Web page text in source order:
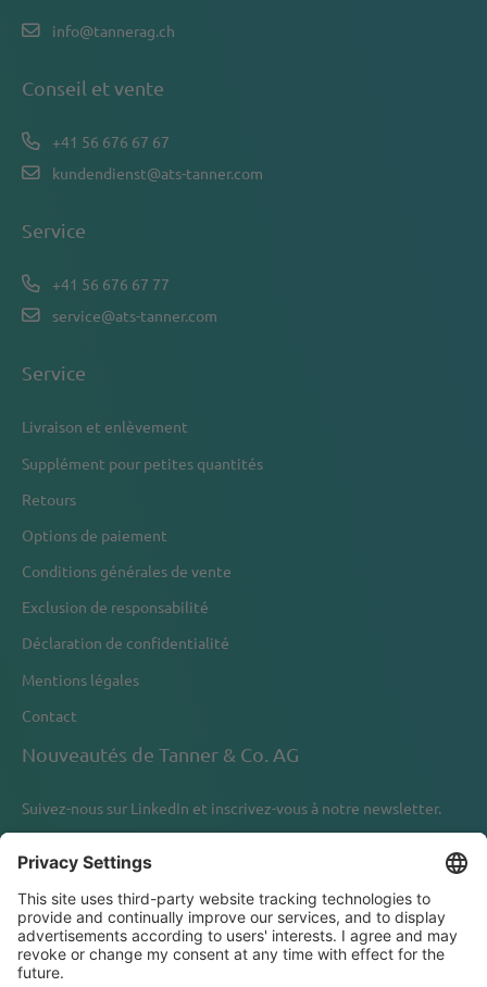
info@tannerag.ch
Conseil et vente
+41 56 676 67 67
kundendienst@ats-tanner.com
Service
+41 56 676 67 77
service@ats-tanner.com
Service
Livraison et enlèvement
Supplément pour petites quantités
Retours
Options de paiement
Conditions générales de vente
Exclusion de responsabilité
Déclaration de confidentialité
Mentions légales
Contact
Nouveautés de Tanner & Co. AG
Suivez-nous sur LinkedIn et inscrivez-vous à notre newsletter.
Newsletter